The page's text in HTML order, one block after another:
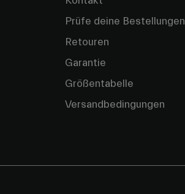
Prüfe deine Bestellungen
Retouren
Garantie
Größentabelle
Versandbedingungen